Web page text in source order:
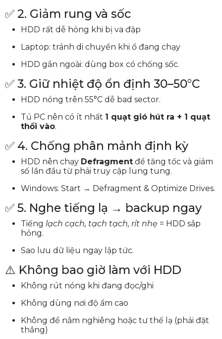
✅ 2. Giảm rung và sốc
HDD rất dễ hỏng khi bị va đập
Laptop: tránh di chuyển khi ổ đang chạy
HDD gắn ngoài: dùng box có chống sốc.
✅ 3. Giữ nhiệt độ ổn định 30–50°C
HDD nóng trên 55°C dễ bad sector.
Tủ PC nên có ít nhất 1 quạt gió hút ra + 1 quạt
thổi vào.
✅ 4. Chống phân mảnh định kỳ
HDD nên chạy Defragment để tăng tốc và giảm
số lần đầu từ phải truy cập lung tung.
Windows: Start → Defragment & Optimize Drives.
✅ 5. Nghe tiếng lạ → backup ngay
Tiếng lạch cạch, tạch tạch, rít nhẹ = HDD sắp
hỏng.
Sao lưu dữ liệu ngay lập tức.
⚠️ Không bao giờ làm với HDD
Không rút nóng khi đang đọc/ghi
Không dùng nơi độ ẩm cao
Không để nằm nghiêng hoặc tư thế lạ (phải đặt
thẳng)